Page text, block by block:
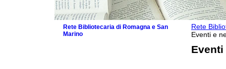
Rete
Eventi e
Eventi
Rete Bibliotecaria di Romagna e San
Marino